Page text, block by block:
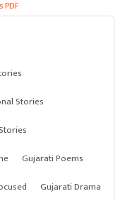
PDF
Stories
Gujarati Poems
Gujarati Drama